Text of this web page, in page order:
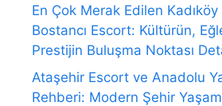
En Çok Merak Edilen
Bostancı Escort: Kültürün,
Prestijin Buluşma Noktası
Ataşehir Escort ve Anadolu
Rehberi: Modern Şehir